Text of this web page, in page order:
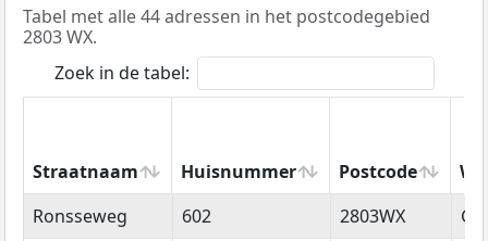
Tabel met alle 44 adressen in het postcodegebied
2803 WX.
Zoek in de tabel:
Straatnaam Huisnummer Postcode
Straatnaam
Huisnummer Postcode
Ronsseweg 602 2803WX